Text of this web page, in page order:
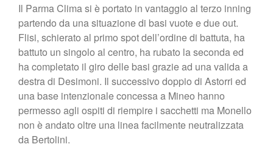
Il Parma Clima si è portato in vantaggio al terzo inning
partendo da una situazione di basi vuote e due out.
Flisi, schierato al primo spot dell’ordine di battuta, ha
battuto un singolo al centro, ha rubato la seconda ed
ha completato il giro delle basi grazie ad una valida a
destra di Desimoni. Il successivo doppio di Astorri ed
una base intenzionale concessa a Mineo hanno
permesso agli ospiti di riempire i sacchetti ma Monello
non è andato oltre una linea facilmente neutralizzata
da Bertolini.